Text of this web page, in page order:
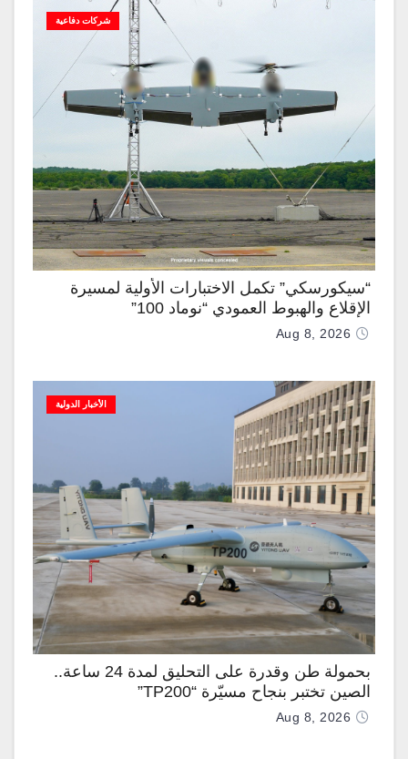
شركات دفاعية
“سيكورسكي” تكمل الاختبارات الأولية لمسيرة
الإقلاع والهبوط العمودي “نوماد 100”
Aug 8, 2026
الأخبار الدولية
بحمولة طن وقدرة على التحليق لمدة 24 ساعة..
الصين تختبر بنجاح مسيّرة “TP200”
Aug 8, 2026